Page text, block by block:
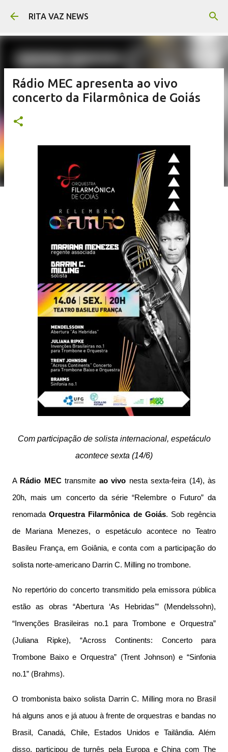
Pular para o conteúdo principal
RITA VAZ NEWS
Rádio MEC apresenta ao vivo
concerto da Filarmônica de Goiás
Com participação de solista internacional, espetáculo
acontece sexta (14/6)
A Rádio MECtransmite ao vivo nesta sexta-feira (14), às
20h, mais um concerto da série “Relembre o Futuro” da
renomadaOrquestra Filarmônica de Goiás. Sob regência
de Mariana Menezes, o espetáculo acontece no Teatro
Basileu França, em Goiânia, e conta com a participação do
solista norte-americano Darrin C. Milling no trombone.
No repertório do concerto transmitido pela emissora pública
estão as obras “Abertura ‘As Hebridas’” (Mendelssohn),
“Invenções Brasileiras no.1 para Trombone e Orquestra”
(Juliana Ripke), “Across Continents: Concerto para
Trombone Baixo e Orquestra” (Trent Johnson) e “Sinfonia
no.1” (Brahms).
O trombonista baixo solista Darrin C. Milling mora no Brasil
há alguns anos e já atuou à frente de orquestras e bandas no
Brasil, Canadá, Chile, Estados Unidos e Tailândia. Além
disso, participou de turnês pela Europa e China com The